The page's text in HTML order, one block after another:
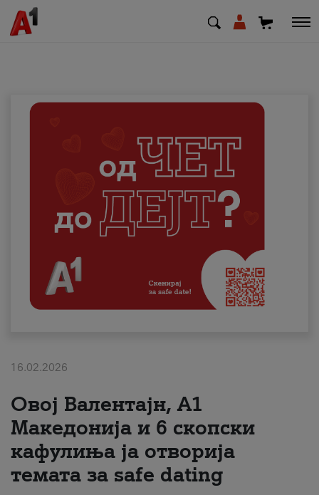
Деловни
Поддршка
Надополни кредит
Плати сметка
#ПодобарОнлајн
16.02.2026
Овој Валентајн, A1
Македонија и 6 скопски
кафулиња ја отворија
темата за safe dating